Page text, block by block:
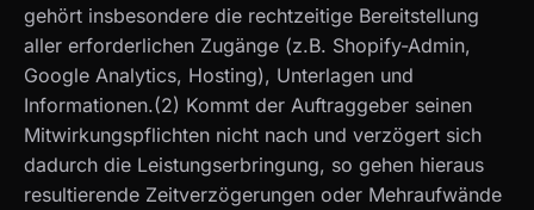
gehört insbesondere die rechtzeitige Bereitstellung
aller erforderlichen Zugänge (z.B. Shopify-Admin,
Google Analytics, Hosting), Unterlagen und
Informationen.(2) Kommt der Auftraggeber seinen
Mitwirkungspflichten nicht nach und verzögert sich
dadurch die Leistungserbringung, so gehen hieraus
resultierende Zeitverzögerungen oder Mehraufwände